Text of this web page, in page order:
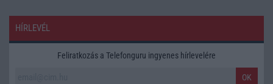
HÍRLEVÉL
Feliratkozás a Telefonguru ingyenes hírlevelére
OK